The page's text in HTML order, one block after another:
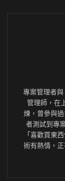
專案管理者
管理師，在
煉，曾參與
者測試到專
「喜歡買東
術有熱情，